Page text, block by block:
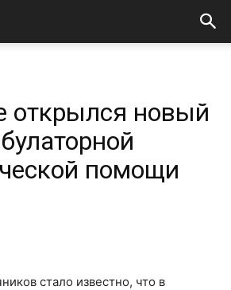
открылся новый
помощи
стало известно, что в